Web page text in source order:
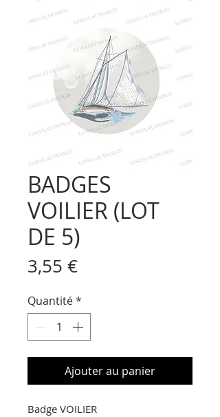
BADGES
VOILIER (LOT
DE 5)
3,55 €Prix
Quantité*
Ajouter au panier
Badge VOILIER